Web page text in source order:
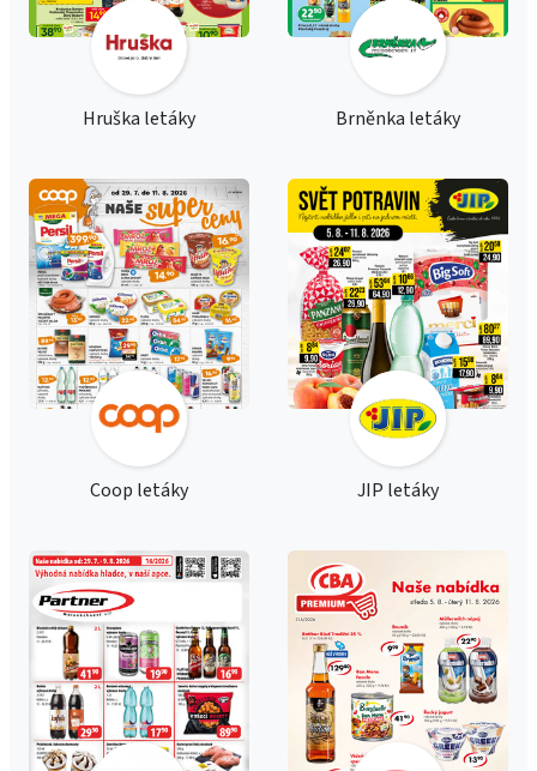
Hruška letáky Brněnka letáky
Coop letáky JIP letáky